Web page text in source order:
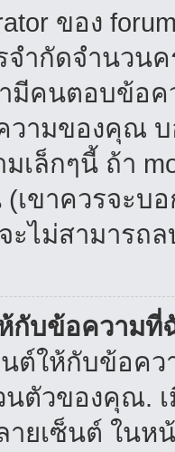
ของ
จำกัดจำนวน
มีคนตอบข้อ
วามของคุณ
เล็กๆนี้ ถ้า
เขาควรจะบ
ะไม่สามารถ
กับข้อความที่
ต์ให้กับข้อค
ตัวของคุณ.
ายเซ็นต์ ใน